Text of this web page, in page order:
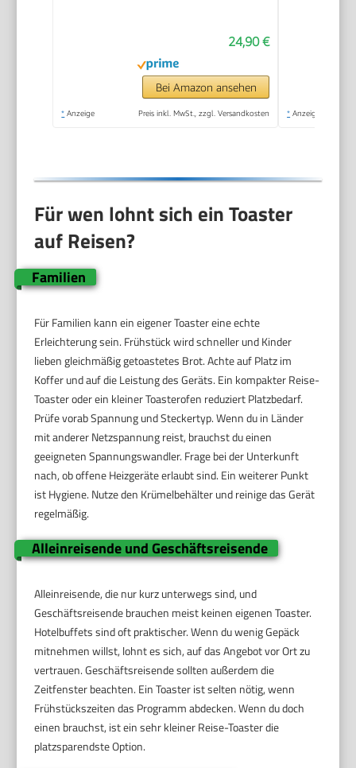
und Erwärmen, 800
W,steel, AT 2589
24,90 €
Bei Amazon ansehen
* Anzeige Preis inkl. MwSt., zzgl. Versandkosten * Anzeige
Für wen lohnt sich ein Toaster
auf Reisen?
Familien
Für Familien kann ein eigener Toaster eine echte
Erleichterung sein. Frühstück wird schneller und Kinder
lieben gleichmäßig getoastetes Brot. Achte auf Platz im
Koffer und auf die Leistung des Geräts. Ein kompakter Reise-
Toaster oder ein kleiner Toasterofen reduziert Platzbedarf.
Prüfe vorab Spannung und Steckertyp. Wenn du in Länder
mit anderer Netzspannung reist, brauchst du einen
geeigneten Spannungswandler. Frage bei der Unterkunft
nach, ob offene Heizgeräte erlaubt sind. Ein weiterer Punkt
ist Hygiene. Nutze den Krümelbehälter und reinige das Gerät
regelmäßig.
Alleinreisende und Geschäftsreisende
Alleinreisende, die nur kurz unterwegs sind, und
Geschäftsreisende brauchen meist keinen eigenen Toaster.
Hotelbuffets sind oft praktischer. Wenn du wenig Gepäck
mitnehmen willst, lohnt es sich, auf das Angebot vor Ort zu
vertrauen. Geschäftsreisende sollten außerdem die
Zeitfenster beachten. Ein Toaster ist selten nötig, wenn
Frühstückszeiten das Programm abdecken. Wenn du doch
einen brauchst, ist ein sehr kleiner Reise-Toaster die
platzsparendste Option.